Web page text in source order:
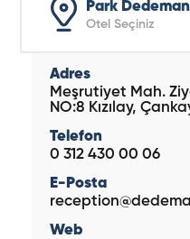
Park
Otel Seçiniz
Adres
Meşrutiyet Mah.
NO:8 Kızılay,
Telefon
0 312 430 00 06
E-Posta
Web